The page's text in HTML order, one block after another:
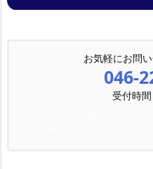
お気軽にお問
046-
受付時